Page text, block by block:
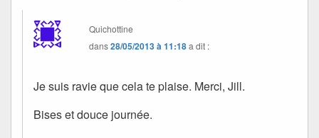
Quichottine
dans28/05/2013 à 11:18a dit :
Je suis ravie que cela te plaise. Merci, Jill.
Bises et douce journée.